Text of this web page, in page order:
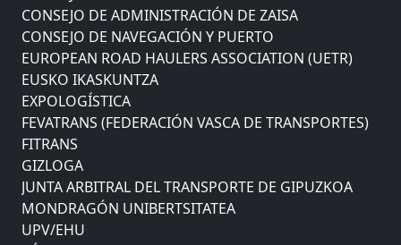
CONSEJO DE ADMINISTRACIÓN DE ZAISA
CONSEJO DE NAVEGACIÓN Y PUERTO
EUROPEAN ROAD HAULERS ASSOCIATION (UETR)
EUSKO IKASKUNTZA
EXPOLOGÍSTICA
FEVATRANS (FEDERACIÓN VASCA DE TRANSPORTES)
FITRANS
GIZLOGA
JUNTA ARBITRAL DEL TRANSPORTE DE GIPUZKOA
MONDRAGÓN UNIBERTSITATEA
UPV/EHU